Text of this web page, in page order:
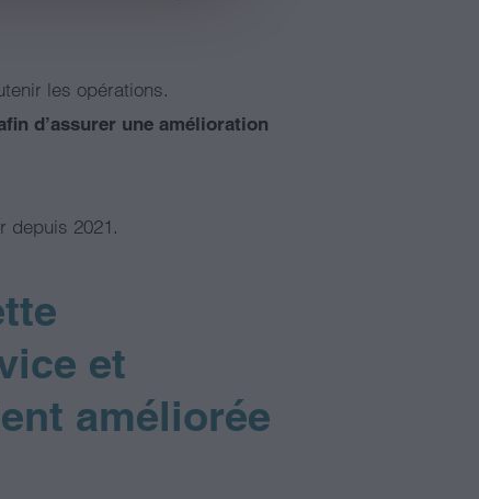
les opérations.
d’assurer une amélioration
depuis 2021.
et
améliorée